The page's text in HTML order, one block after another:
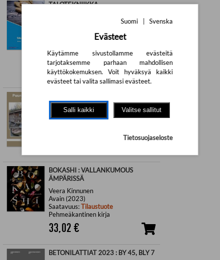
TALOTEKNIIKKA
Sanoma Pro Oy (2021)
Tilaustuote
103,71€
Osmo Perälä
Alfamer (2025)
BOKASHI : VALLANKUMOUS
ÄMPÄRISSÄ
Veera Kinnunen
Avain (2023)
Saatavuus:Tilaustuote
Pehmeäkantinen kirja
33,02 €
BETONILATTIAT 2023 : BY 45, BLY 7
Suomi Svenska
Evästeet
Käytämme sivustollamme evästeitä
tarjotaksemme parhaan mahdollisen
käyttökokemuksen. Voit hyväksyä kaikki
evästeet tai valita sallimasi evästeet.
Salli kaikki Valitse sallitut
Tietosuojaseloste